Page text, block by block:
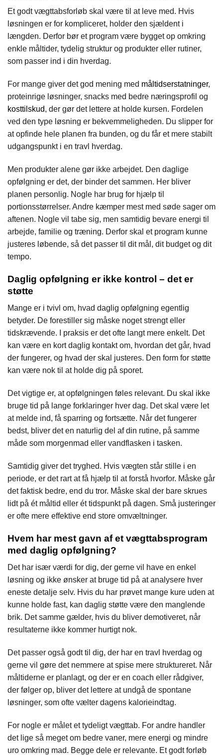
Et godt vægttabsforløb skal være til at leve med. Hvis
løsningen er for kompliceret, holder den sjældent i
længden. Derfor bør et program være bygget op omkring
enkle måltider, tydelig struktur og produkter eller rutiner,
som passer ind i din hverdag.
For mange giver det god mening med måltidserstatninger,
proteinrige løsninger, snacks med bedre næringsprofil og
kosttilskud, der gør det lettere at holde kursen. Fordelen
ved den type løsning er bekvemmeligheden. Du slipper for
at opfinde hele planen fra bunden, og du får et mere stabilt
udgangspunkt i en travl hverdag.
Men produkter alene gør ikke arbejdet. Den daglige
opfølgning er det, der binder det sammen. Her bliver
planen personlig. Nogle har brug for hjælp til
portionsstørrelser. Andre kæmper mest med søde sager om
aftenen. Nogle vil tabe sig, men samtidig bevare energi til
arbejde, familie og træning. Derfor skal et program kunne
justeres løbende, så det passer til dit mål, dit budget og dit
tempo.
Daglig opfølgning er ikke kontrol – det er
støtte
Mange er i tvivl om, hvad daglig opfølgning egentlig
betyder. De forestiller sig måske noget strengt eller
tidskrævende. I praksis er det ofte langt mere enkelt. Det
kan være en kort daglig kontakt om, hvordan det går, hvad
der fungerer, og hvad der skal justeres. Den form for støtte
kan være nok til at holde dig på sporet.
Det vigtige er, at opfølgningen føles relevant. Du skal ikke
bruge tid på lange forklaringer hver dag. Det skal være let
at melde ind, få sparring og fortsætte. Når det fungerer
bedst, bliver det en naturlig del af din rutine, på samme
måde som morgenmad eller vandflasken i tasken.
Samtidig giver det tryghed. Hvis vægten står stille i en
periode, er det rart at få hjælp til at forstå hvorfor. Måske går
det faktisk bedre, end du tror. Måske skal der bare skrues
lidt på ét måltid eller ét tidspunkt på dagen. Små justeringer
er ofte mere effektive end store omvæltninger.
Hvem har mest gavn af et vægttabsprogram
med daglig opfølgning?
Det har især værdi for dig, der gerne vil have en enkel
løsning og ikke ønsker at bruge tid på at analysere hver
eneste detalje selv. Hvis du har prøvet mange kure uden at
kunne holde fast, kan daglig støtte være den manglende
brik. Det samme gælder, hvis du bliver demotiveret, når
resultaterne ikke kommer hurtigt nok.
Det passer også godt til dig, der har en travl hverdag og
gerne vil gøre det nemmere at spise mere struktureret. Når
måltiderne er planlagt, og der er en coach eller rådgiver,
der følger op, bliver det lettere at undgå de spontane
løsninger, som ofte vælter dagens kalorieindtag.
For nogle er målet et tydeligt vægttab. For andre handler
det lige så meget om bedre vaner, mere energi og mindre
uro omkring mad. Begge dele er relevante. Et godt forløb